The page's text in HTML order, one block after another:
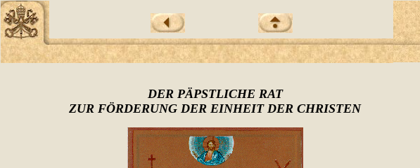
DER PÄPSTLICHE RAT
ZUR FÖRDERUNG DER EINHEIT DER CHRISTEN